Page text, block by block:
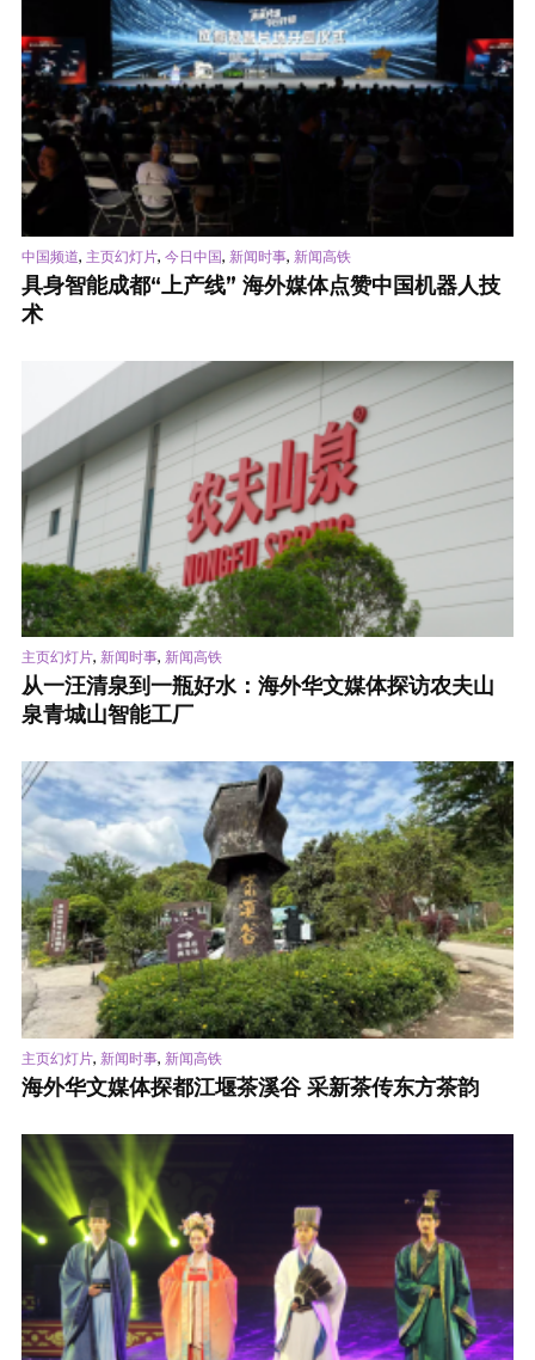
中国频道, 主页幻灯片, 今日中国, 新闻时事, 新闻高铁
具身智能成都“上产线” 海外媒体点赞中国机器人技
术
主页幻灯片, 新闻时事, 新闻高铁
从一汪清泉到一瓶好水：海外华文媒体探访农夫山
泉青城山智能工厂
主页幻灯片, 新闻时事, 新闻高铁
海外华文媒体探都江堰茶溪谷 采新茶传东方茶韵